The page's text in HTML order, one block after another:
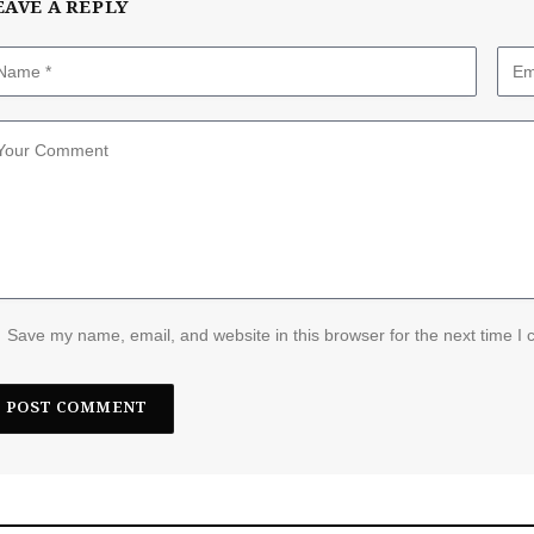
A REPLY
Save my name, email, and website in this browser for the next time I